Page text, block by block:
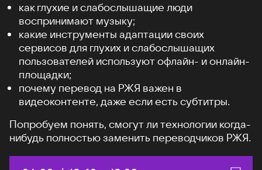
как глухие и слабослышащие люди
воспринимают музыку;
какие инструменты адаптации своих
сервисов для глухих и слабослышащих
пользователей используют офлайн- и онлайн-
площадки;
почему перевод на РЖЯ важен в
видеоконтенте, даже если есть субтитры.
Попробуем понять, смогут ли технологии когда-
нибудь полностью заменить переводчиков РЖЯ.